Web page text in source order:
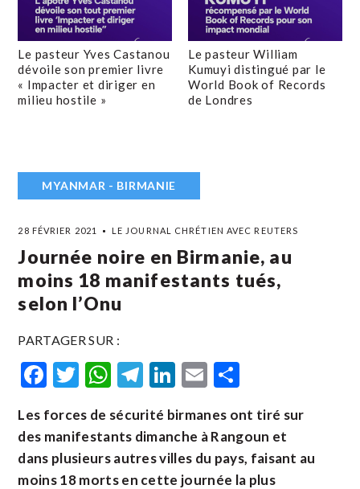
Le pasteur Yves Castanou
dévoile son premier livre
« Impacter et diriger en
milieu hostile »
Le pasteur William
Kumuyi distingué par le
World Book of Records
de Londres
MYANMAR - BIRMANIE
28 FÉVRIER 2021 LE JOURNAL CHRÉTIEN AVEC REUTERS
Journée noire en Birmanie, au
moins 18 manifestants tués,
selon l’Onu
PARTAGER SUR :
Facebook
Twitter
WhatsApp
Telegram
LinkedIn
Email
Les forces de sécurité birmanes ont tiré sur
des manifestants dimanche à Rangoun et
dans plusieurs autres villes du pays, faisant au
moins 18 morts en cette journée la plus